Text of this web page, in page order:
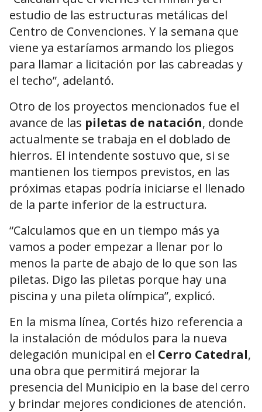
estudio de las estructuras metálicas del
Centro de Convenciones. Y la semana que
viene ya estaríamos armando los pliegos
para llamar a licitación por las cabreadas y
el techo”, adelantó.
Otro de los proyectos mencionados fue el
avance de las piletas de natación, donde
actualmente se trabaja en el doblado de
hierros. El intendente sostuvo que, si se
mantienen los tiempos previstos, en las
próximas etapas podría iniciarse el llenado
de la parte inferior de la estructura.
“Calculamos que en un tiempo más ya
vamos a poder empezar a llenar por lo
menos la parte de abajo de lo que son las
piletas. Digo las piletas porque hay una
piscina y una pileta olímpica”, explicó.
En la misma línea, Cortés hizo referencia a
la instalación de módulos para la nueva
delegación municipal en el Cerro Catedral,
una obra que permitirá mejorar la
presencia del Municipio en la base del cerro
y brindar mejores condiciones de atención.